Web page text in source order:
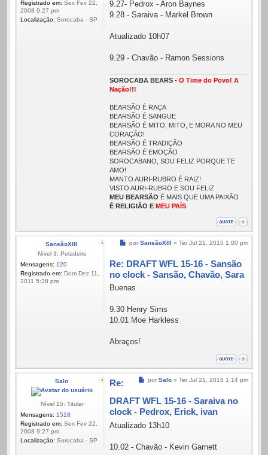
Registrado em: Sex Fev 22,
2008 9:27 pm
Localização: Sorocaba - SP
9.27- Pedrox - Aron Baynes
9.28 - Saraiva - Markel Brown
Atualizado 10h07
9.29 - Chavão - Ramon Sessions
SOROCABA BEARS - O Time do Povo! A
Nação!!!
BEARSÃO É RAÇA
BEARSÃO É SANGUE
BEARSÃO É MITO, MITO, E MORA NO MEU
CORAÇÃO!
BEARSÃO É TRADIÇÃO
BEARSÃO É EMOÇÃO
SOROCABANO, SOU FELIZ PORQUE TE
AMO!
MANTO AURI-RUBRO É RAIZ!
VISTO AURI-RUBRO E SOU FELIZ
MEU BEARSÃO É MAIS QUE UMA PAIXÃO
É RELIGIÃO E MEU PAÍS
SansãoXIII
Nível 3: Peladeiro
Mensagens: 120
Registrado em: Dom Dez 11,
2011 5:38 pm
Mensagem
por SansãoXIII » Ter Jul 21, 2015 1:00 pm
Re: DRAFT WFL 15-16 - Sansão
no clock - Sansão, Chavão, Sara
Buenas
9.30 Henry Sims
10.01 Moe Harkless
Abraços!
Salo
Nível 15: Titular
Mensagens: 1518
Registrado em: Sex Fev 22,
2008 9:27 pm
Localização: Sorocaba - SP
Mensagem
por Salo » Ter Jul 21, 2015 1:14 pm
Re:
DRAFT WFL 15-16 - Saraiva no
clock - Pedrox, Erick, ivan
Atualizado 13h10
10.02 - Chavão - Kevin Garnett